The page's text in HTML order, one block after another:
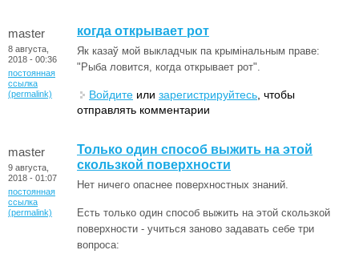
master
8 августа,
2018 - 00:36
постоянная
ссылка
(permalink)
когда открывает рот
Як казаў мой выкладчык па крымінальным праве:
"Рыба ловится, когда открывает рот".
Войдите или зарегистрируйтесь , чтобы
отправлять комментарии
master
9 августа,
2018 - 01:07
постоянная
ссылка
(permalink)
Только один способ выжить на этой
скользкой поверхности
Нет ничего опаснее поверхностных знаний.
Есть только один способ выжить на этой скользкой
поверхности - учиться заново задавать себе три
вопроса: